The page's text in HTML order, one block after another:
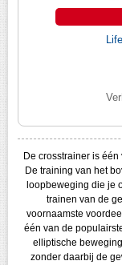
De crosstrainer is
De training van het
loopbeweging die je
trainen van de
voornaamste
één van de
elliptische
zonder daarbij de